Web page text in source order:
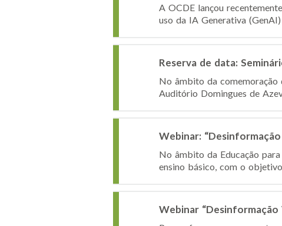
A OCDE lançou
uso da IA Generativa
Reserva de data:
No âmbito da comemoração
Auditório Domingues de
Webinar:
No âmbito da Educação
ensino básico, com o
Webinar